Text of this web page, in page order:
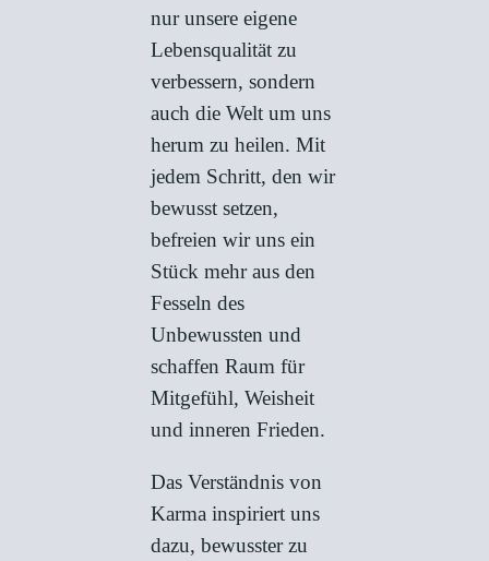
nur unsere eigene
Lebensqualität zu
verbessern, sondern
auch die Welt um uns
herum zu heilen. Mit
jedem Schritt, den wir
bewusst setzen,
befreien wir uns ein
Stück mehr aus den
Fesseln des
Unbewussten und
schaffen Raum für
Mitgefühl, Weisheit
und inneren Frieden.
Das Verständnis von
Karma inspiriert uns
dazu, bewusster zu